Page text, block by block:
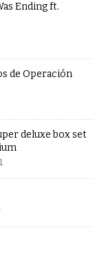
Ending ft.
de Operación
deluxe box set